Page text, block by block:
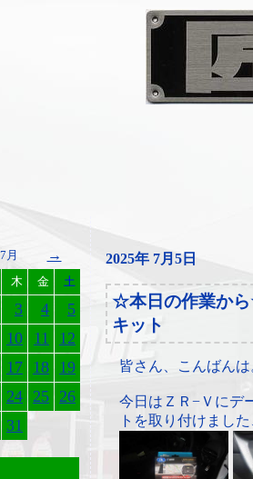
月 →
木 金 土
3 4
5
10 11
12
17 18 19
24 25 26
31
2025年 7月5日
☆本日の作業か
キット
皆さん、こんばんは
今日はＺＲ−Ｖにデ
トを取り付けまし